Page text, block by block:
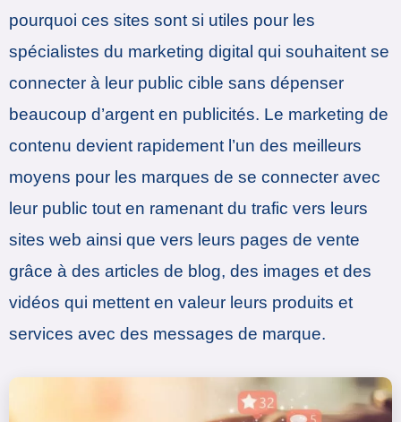
pourquoi ces sites sont si utiles pour les
spécialistes du marketing digital qui souhaitent se
connecter à leur public cible sans dépenser
beaucoup d’argent en publicités. Le marketing de
contenu devient rapidement l’un des meilleurs
moyens pour les marques de se connecter avec
leur public tout en ramenant du trafic vers leurs
sites web ainsi que vers leurs pages de vente
grâce à des articles de blog, des images et des
vidéos qui mettent en valeur leurs produits et
services avec des messages de marque.